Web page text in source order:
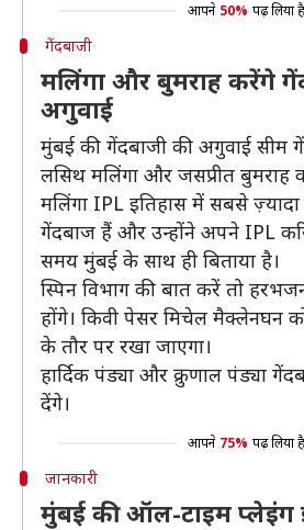
आपने 50% पढ़ लिया है
गेंदबाजी
मलिंगा और बुमराह करेंगे
अगुवाई
मुंबई की गेंदबाजी की अगुवाई सीम
लसिथ मलिंगा और जसप्रीत बुमराह
मलिंगा IPL इतिहास में सबसे
गेंदबाज हैं और उन्होंने अपने IPL
समय मुंबई के साथ ही बिताया है।
स्पिन विभाग की बात करें तो
होंगे। किवी पेसर मिचेल मैक्लेनघन
के तौर पर रखा जाएगा।
हार्दिक पंड्या और क्रुणाल पंड्या
देंगे।
आपने 75% पढ़ लिया है
जानकारी
मुंबई की ऑल-टाइम प्लेइंग